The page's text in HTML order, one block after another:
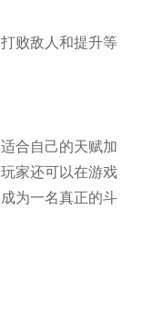
败敌人和提升等
合自己的天赋加
家还可以在游戏
为一名真正的斗